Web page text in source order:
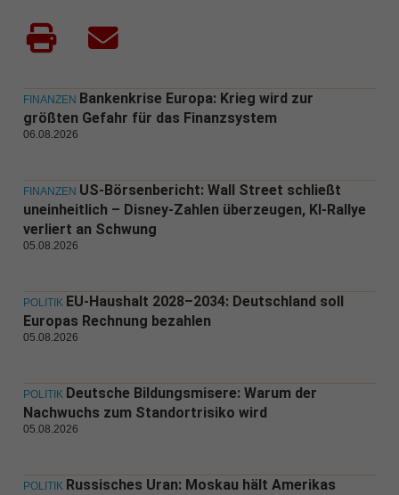
FINANZEN Bankenkrise Europa: Krieg wird zur
größten Gefahr für das Finanzsystem
06.08.2026
FINANZEN US-Börsenbericht: Wall Street schließt
uneinheitlich – Disney-Zahlen überzeugen, KI-Rallye
verliert an Schwung
05.08.2026
POLITIK EU-Haushalt 2028–2034: Deutschland soll
Europas Rechnung bezahlen
05.08.2026
POLITIK Deutsche Bildungsmisere: Warum der
Nachwuchs zum Standortrisiko wird
05.08.2026
POLITIK Russisches Uran: Moskau hält Amerikas